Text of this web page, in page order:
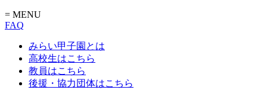
= MENU
FAQ
みらい甲子園とは
高校生はこちら
教員はこちら
後援・協力団体はこちら